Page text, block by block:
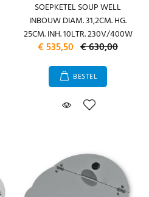
SOEPKETEL SOUP WELL
INBOUW DIAM. 31,2CM. HG.
25CM. INH. 10LTR. 230V/400W
€ 535,50 € 630,00
BESTEL